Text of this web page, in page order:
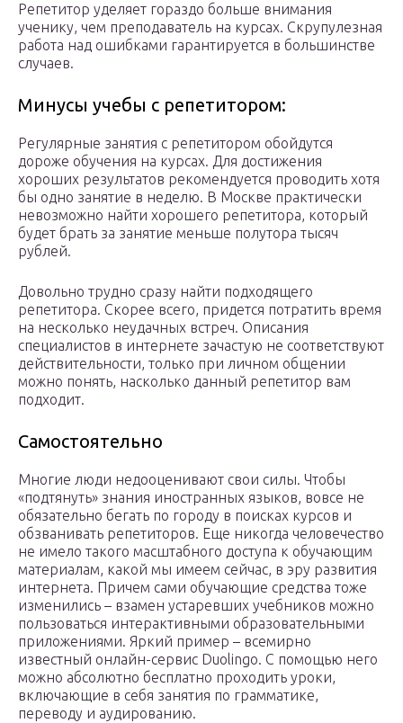
Репетитор уделяет гораздо больше внимания
ученику, чем преподаватель на курсах. Скрупулезная
работа над ошибками гарантируется в большинстве
случаев.
Минусы учебы с репетитором:
Регулярные занятия с репетитором обойдутся
дороже обучения на курсах. Для достижения
хороших результатов рекомендуется проводить хотя
бы одно занятие в неделю. В Москве практически
невозможно найти хорошего репетитора, который
будет брать за занятие меньше полутора тысяч
рублей.
Довольно трудно сразу найти подходящего
репетитора. Скорее всего, придется потратить время
на несколько неудачных встреч. Описания
специалистов в интернете зачастую не соответствуют
действительности, только при личном общении
можно понять, насколько данный репетитор вам
подходит.
Самостоятельно
Многие люди недооценивают свои силы. Чтобы
«подтянуть» знания иностранных языков, вовсе не
обязательно бегать по городу в поисках курсов и
обзванивать репетиторов. Еще никогда человечество
не имело такого масштабного доступа к обучающим
материалам, какой мы имеем сейчас, в эру развития
интернета. Причем сами обучающие средства тоже
изменились – взамен устаревших учебников можно
пользоваться интерактивными образовательными
приложениями. Яркий пример – всемирно
известный онлайн-сервис Duolingo. С помощью него
можно абсолютно бесплатно проходить уроки,
включающие в себя занятия по грамматике,
переводу и аудированию.